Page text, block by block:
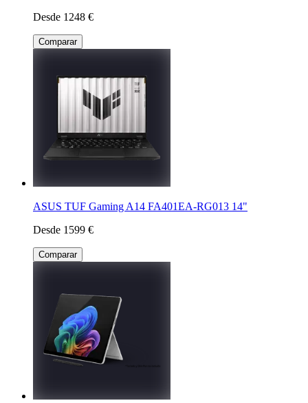
Desde 1248 €
Comparar
ASUS TUF Gaming A14 FA401EA-RG013 14"
Desde 1599 €
Comparar